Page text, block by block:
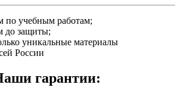
по учебным работам;
до защиты;
уникальные материалы
России
гарантии: